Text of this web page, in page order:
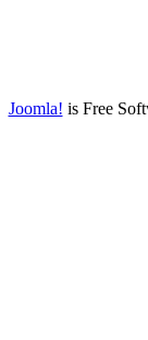
Joomla! is Free